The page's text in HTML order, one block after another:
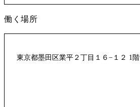
働く場所
東京都墨田区業平２丁目１６−１２ 1階